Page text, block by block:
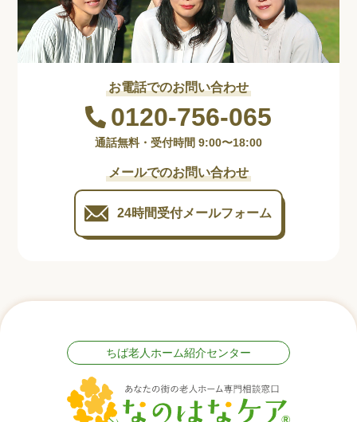
お電話でのお問い合わせ
0120-756-065
通話無料・受付時間 9:00〜18:00
メールでのお問い合わせ
24時間受付メールフォーム
ちば老人ホーム紹介センター